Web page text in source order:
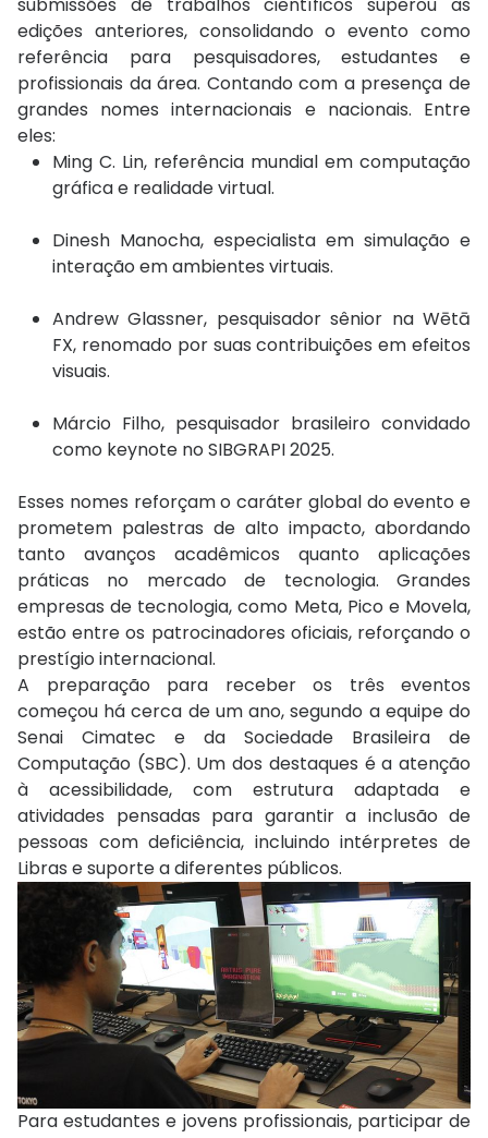
submissões de trabalhos científicos superou as
edições anteriores, consolidando o evento como
referência para pesquisadores, estudantes e
profissionais da área. Contando com a presença de
grandes nomes internacionais e nacionais. Entre
eles:
Ming C. Lin, referência mundial em computação
gráfica e realidade virtual.
Dinesh Manocha, especialista em simulação e
interação em ambientes virtuais.
Andrew Glassner, pesquisador sênior na Wētā
FX, renomado por suas contribuições em efeitos
visuais.
Márcio Filho, pesquisador brasileiro convidado
como keynote no SIBGRAPI 2025.
Esses nomes reforçam o caráter global do evento e
prometem palestras de alto impacto, abordando
tanto avanços acadêmicos quanto aplicações
práticas no mercado de tecnologia. Grandes
empresas de tecnologia, como Meta, Pico e Movela,
estão entre os patrocinadores oficiais, reforçando o
prestígio internacional.
A preparação para receber os três eventos
começou há cerca de um ano, segundo a equipe do
Senai Cimatec e da Sociedade Brasileira de
Computação (SBC). Um dos destaques é a atenção
à acessibilidade, com estrutura adaptada e
atividades pensadas para garantir a inclusão de
pessoas com deficiência, incluindo intérpretes de
Libras e suporte a diferentes públicos.
Para estudantes e jovens profissionais, participar de